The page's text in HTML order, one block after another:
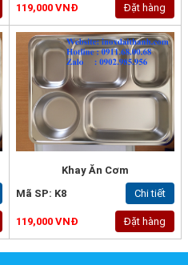
119,000 VNĐ Đặt hàng
Khay Ăn Cơm
Mã SP: K8
Chi tiết
119,000 VNĐ Đặt hàng